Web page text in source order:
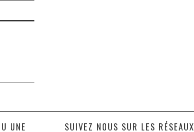
UNE
SUIVEZ NOUS SUR LES RÉSEAUX